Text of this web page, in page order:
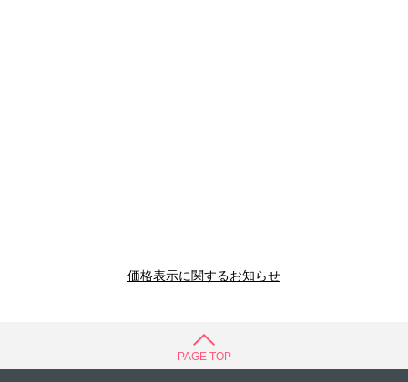
価格表示に関するお知らせ
PAGE TOP